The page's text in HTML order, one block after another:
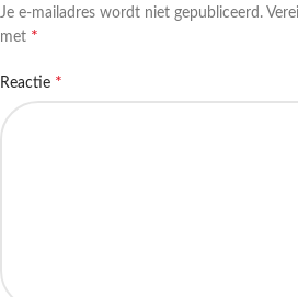
Je e-mailadres wordt niet gepubliceerd.
met *
Reactie *